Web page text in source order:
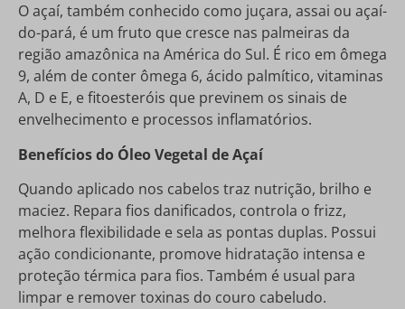
O açaí, também conhecido como juçara, assai ou açaí-
do-pará, é um fruto que cresce nas palmeiras da
região amazônica na América do Sul. É rico em ômega
9, além de conter ômega 6, ácido palmítico, vitaminas
A, D e E, e fitoesteróis que previnem os sinais de
envelhecimento e processos inflamatórios.
Benefícios do Óleo Vegetal de Açaí
Quando aplicado nos cabelos traz nutrição, brilho e
maciez. Repara fios danificados, controla o frizz,
melhora flexibilidade e sela as pontas duplas. Possui
ação condicionante, promove hidratação intensa e
proteção térmica para fios. Também é usual para
limpar e remover toxinas do couro cabeludo.